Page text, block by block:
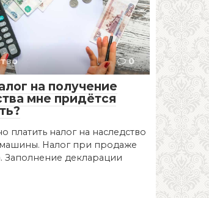
0
на получение
мне придётся
платить налог на наследство
Налог при продаже
Заполнение декларации